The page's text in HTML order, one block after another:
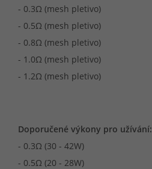
- 0.3Ω (mesh pletivo)
- 0.5Ω (mesh pletivo)
- 0.8Ω (mesh pletivo)
- 1.0Ω (mesh pletivo)
- 1.2Ω (mesh pletivo)
Doporučené výkony pro užívání:
- 0.3Ω (30 - 42W)
- 0.5Ω (20 - 28W)